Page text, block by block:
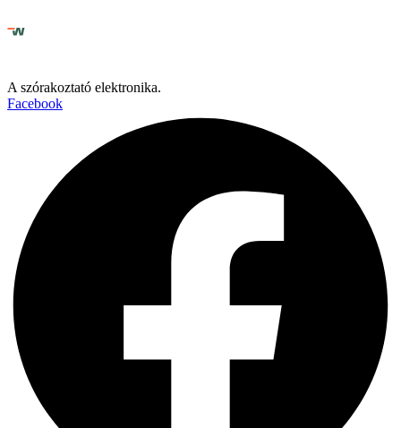
A szórakoztató elektronika.
Facebook